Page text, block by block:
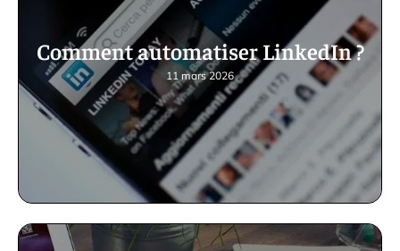
Comment automatiser LinkedIn ?
11 mars 2026